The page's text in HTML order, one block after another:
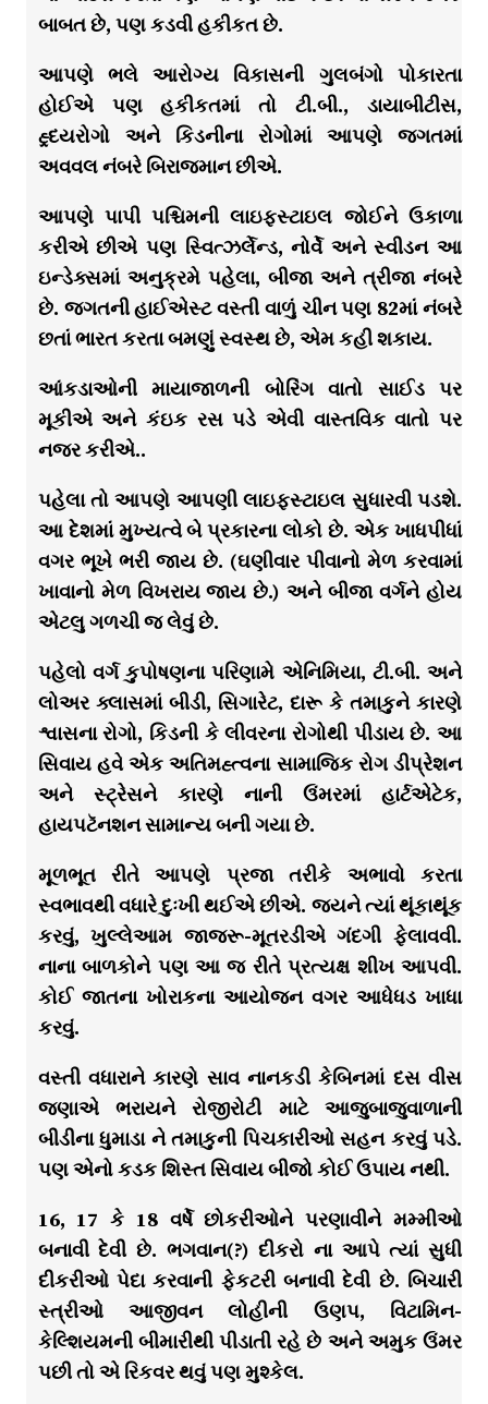
બાબત છે, પણ કડવી હકીકત છે.
આપણે ભલે આરોગ્ય વિકાસની ગુલબંગો પોકારતા
હોઈએ પણ હકીકતમાં તો ટી.બી., ડાયાબીટીસ,
હ્ર્દયરોગો અને કિડનીના રોગોમાં આપણે જગતમાં
અવવલ નંબરે બિરાજમાન છીએ.
આપણે પાપી પશ્ચિમની લાઇફસ્ટાઇલ જોઈને ઉકાળા
કરીએ છીએ પણ સ્વિત્ઝર્લેન્ડ, નોર્વે અને સ્વીડન આ
ઇન્ડેક્સમાં અનુક્રમે પહેલા, બીજા અને ત્રીજા નંબરે
છે. જગતની હાઈએસ્ટ વસ્તી વાળું ચીન પણ 82માં નંબરે
છતાં ભારત કરતા બમણું સ્વસ્થ છે, એમ કહી શકાય.
આંકડાઓની માયાજાળની બોરિંગ વાતો સાઈડ પર
મૂકીએ અને કંઇક રસ પડે એવી વાસ્તવિક વાતો પર
નજર કરીએ..
પહેલા તો આપણે આપણી લાઇફસ્ટાઇલ સુધારવી પડશે.
આ દેશમાં મુખ્યત્વે બે પ્રકારના લોકો છે. એક ખાધપીધાં
વગર ભૂખે ભરી જાય છે. (ઘણીવાર પીવાનો મેળ કરવામાં
ખાવાનો મેળ વિખરાય જાય છે.) અને બીજા વર્ગને હોય
એટલુ ગળચી જ લેવું છે.
પહેલો વર્ગ કુપોષણના પરિણામે એનિમિયા, ટી.બી. અને
લોઅર ક્લાસમાં બીડી, સિગારેટ, દારૂ કે તમાકુને કારણે
શ્વાસના રોગો, કિડની કે લીવરના રોગોથી પીડાય છે. આ
સિવાય હવે એક અતિમહ્ત્વના સામાજિક રોગ ડીપ્રેશન
અને સ્ટ્રેસને કારણે નાની ઉંમરમાં હાર્ટએટેક,
હાયપટૅનશન સામાન્ય બની ગયા છે.
મૂળભૂત રીતે આપણે પ્રજા તરીકે અભાવો કરતા
સ્વભાવથી વધારે દુઃખી થઈએ છીએ. જયને ત્યાં થૂંકાથૂંક
કરવું, ખુલ્લેઆમ જાજરૂ-મૂતરડીએ ગંદગી ફેલાવવી.
નાના બાળકોને પણ આ જ રીતે પ્રત્યક્ષ શીખ આપવી.
કોઈ જાતના ખોરાકના આયોજન વગર આધેધડ ખાધા
કરવું.
વસ્તી વધારાને કારણે સાવ નાનકડી કેબિનમાં દસ વીસ
જણાએ ભરાયને રોજીરોટી માટે આજુબાજુવાળાની
બીડીના ધુમાડા ને તમાકુની પિચકારીઓ સહન કરવું પડે.
પણ એનો કડક શિસ્ત સિવાય બીજો કોઈ ઉપાય નથી.
16, 17 કે 18 વર્ષે છોકરીઓને પરણાવીને મમ્મીઓ
બનાવી દેવી છે. ભગવાન(?) દીકરો ના આપે ત્યાં સુધી
દીકરીઓ પેદા કરવાની ફેકટરી બનાવી દેવી છે. બિચારી
સ્ત્રીઓ આજીવન લોહીની ઉણપ, વિટામિન-
કેલ્શિયમની બીમારીથી પીડાતી રહે છે અને અમુક ઉંમર
પછી તો એ રિકવર થવું પણ મુશ્કેલ.